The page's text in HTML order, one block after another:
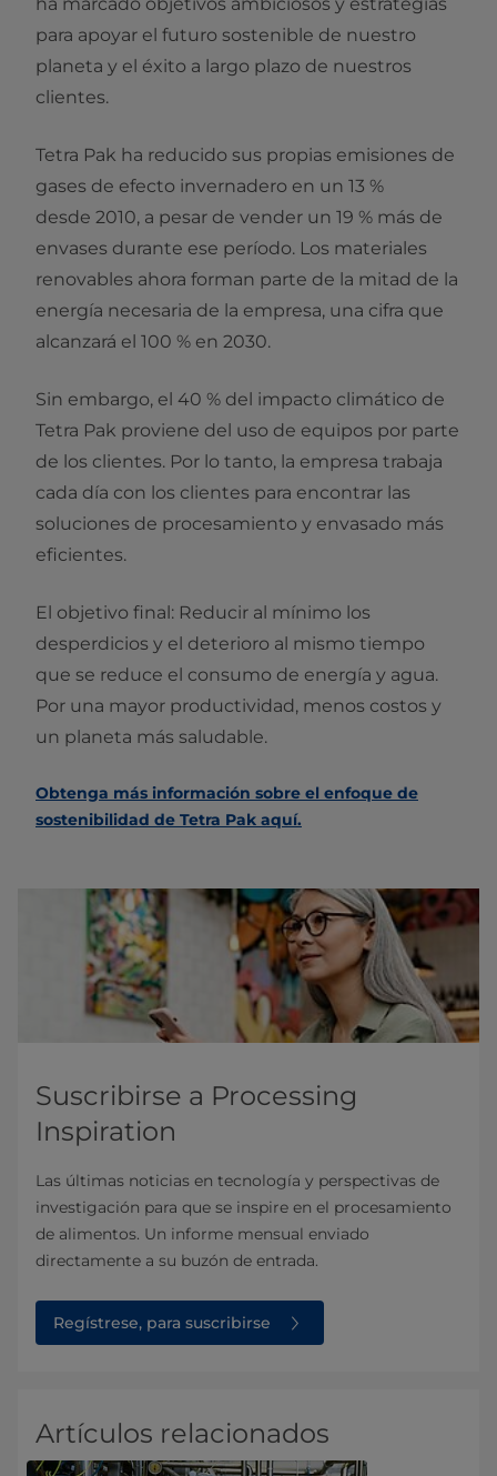
para apoyar el futuro sostenible de nuestro
planeta y el éxito a largo plazo de nuestros
clientes.
Tetra Pak ha reducido sus propias emisiones de
gases de efecto invernadero en un 13 %
desde 2010, a pesar de vender un 19 % más de
envases durante ese período. Los materiales
renovables ahora forman parte de la mitad de la
energía necesaria de la empresa, una cifra que
alcanzará el 100 % en 2030.
Sin embargo, el 40 % del impacto climático de
Tetra Pak proviene del uso de equipos por parte
de los clientes. Por lo tanto, la empresa trabaja
cada día con los clientes para encontrar las
soluciones de procesamiento y envasado más
eficientes.
El objetivo final: Reducir al mínimo los
desperdicios y el deterioro al mismo tiempo
que se reduce el consumo de energía y agua.
Por una mayor productividad, menos costos y
un planeta más saludable.
Obtenga más información sobre el enfoque de
sostenibilidad de Tetra Pak aquí.
Suscribirse a Processing
Inspiration
Las últimas noticias en tecnología y perspectivas de
investigación para que se inspire en el procesamiento
de alimentos. Un informe mensual enviado
directamente a su buzón de entrada.
Regístrese, para suscribirse
Artículos relacionados